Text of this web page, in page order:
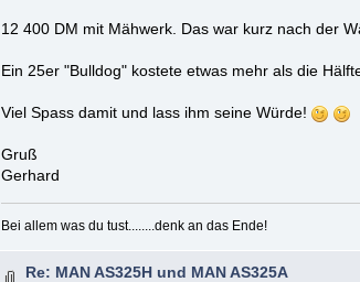
12 400 DM mit Mähwerk. Das war kurz nach der
Ein 25er "Bulldog" kostete etwas mehr als die
Viel Spass damit und lass ihm seine Würde!
Gruß
Gerhard
Bei allem was du tust........denk an das Ende!
Re: MAN AS325H und MAN AS325A